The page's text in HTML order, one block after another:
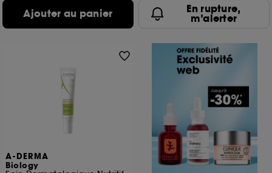
Ajouter au panier En rupture,
m’alerter
A-DERMA
Biology